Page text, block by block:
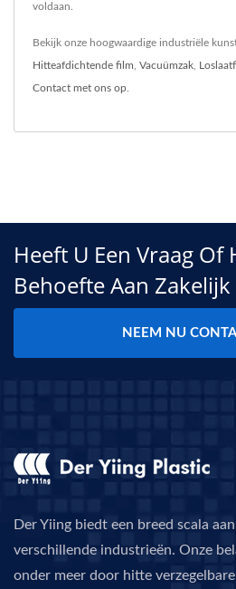
voldaan.
Bekijk onze hoogwaardige industriële
Hitteafdichtende film Vacuümzak
Contact met ons op
Heeft U Een Vraag Of
Behoefte Aan Zakelijk
NEEM NU
Der Yiing biedt een breed scala
verschillende industrieën. Onze
onder meer door hitte